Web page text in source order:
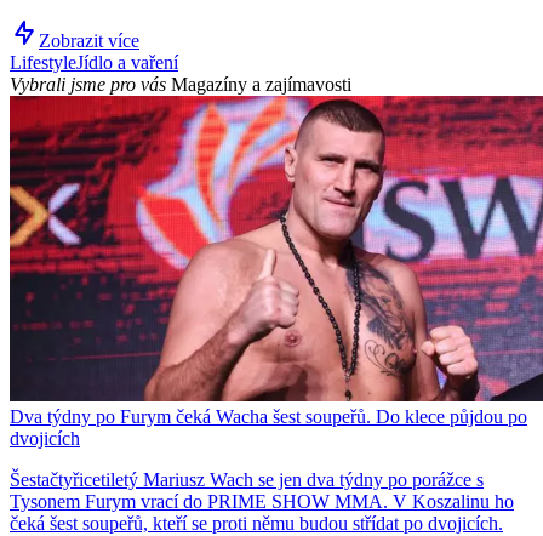
Zobrazit více
LifestyleJídlo a vaření
Vybrali jsme pro vás Magazíny a zajímavosti
Dva týdny po Furym čeká Wacha šest soupeřů. Do klece půjdou po
dvojicích
Šestačtyřicetiletý Mariusz Wach se jen dva týdny po porážce s
Tysonem Furym vrací do PRIME SHOW MMA. V Koszalinu ho
čeká šest soupeřů, kteří se proti němu budou střídat po dvojicích.